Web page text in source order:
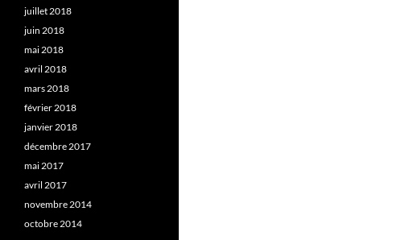
juillet 2018
juin 2018
mai 2018
avril 2018
mars 2018
février 2018
janvier 2018
décembre 2017
mai 2017
avril 2017
novembre 2014
octobre 2014